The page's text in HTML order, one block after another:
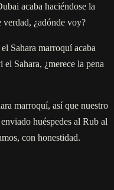
acaba haciéndose la
verdad, ¿adónde voy?
Sahara marroquí acaba
Sahara, ¿merece la pena
marroquí, así que nuestro
huéspedes al Rub al
con honestidad.